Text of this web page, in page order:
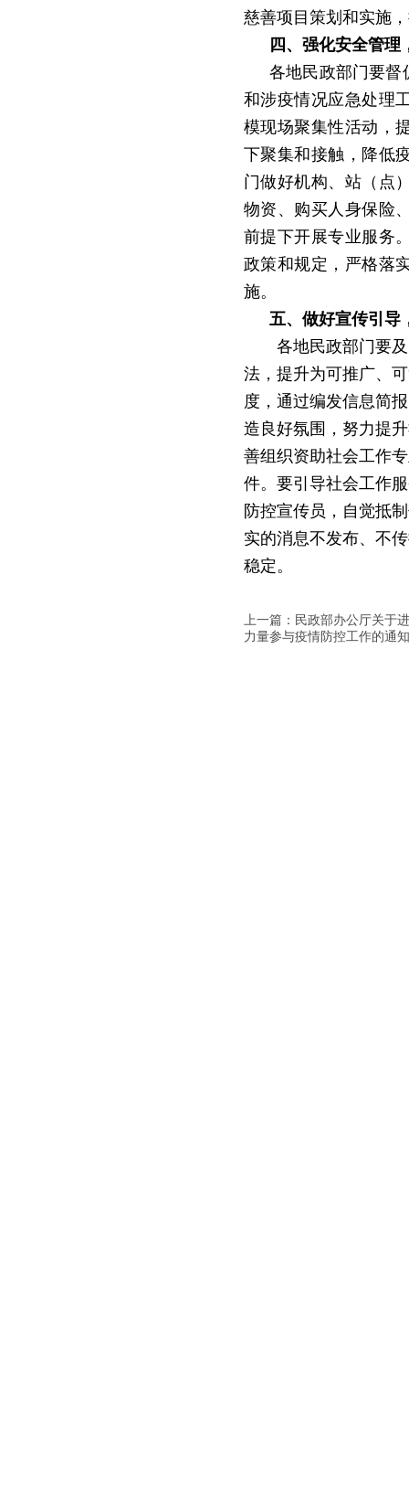
慈善项目策划和实施
四、强化安全管理
各地民政部门要督
和涉疫情况应急处理
模现场聚集性活动，
下聚集和接触，降低
门做好机构、站（点
物资、购买人身保险
前提下开展专业服务
政策和规定，严格落
施。
五、做好宣传引导
各地民政部门要
法，提升为可推广、
度，通过编发信息简
造良好氛围，努力提
善组织资助社会工作
件。要引导社会工作
防控宣传员，自觉抵
实的消息不发布、不
稳定。
上一篇：民政部办公厅关于
力量参与疫情防控工作的通知